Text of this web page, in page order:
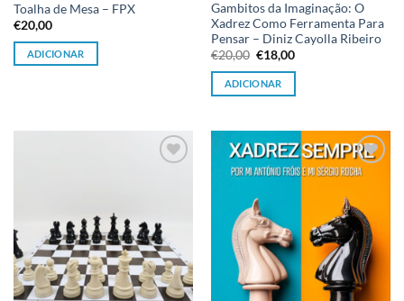
Toalha de Mesa – FPX
€20,00
ADICIONAR
Gambitos da Imaginação: O
Xadrez Como Ferramenta Para
Pensar – Diniz Cayolla Ribeiro
€20,00 O
preço
original
era:
€20,00.
€18,00O
atual
€18,00.
ADICIONAR
Adicionar
desejos